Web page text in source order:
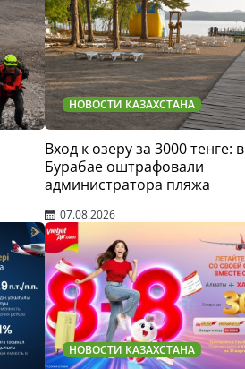
НОВОСТИ КАЗАХСТАНА
Вход к озеру за 3000 тенге: в
Бурабае оштрафовали
администратора пляжа
07.08.2026
НОВОСТИ КАЗАХСТАНА